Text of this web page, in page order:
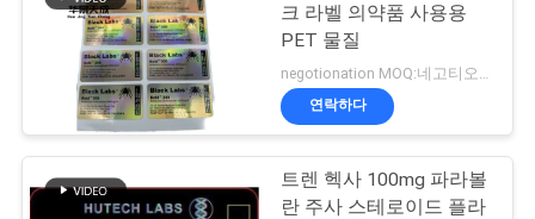
트
맵
약제 포장 상자
19
크 라벨 의약품 사용용
PET 물질
연락하다
트렌 헥사 100mg 파라볼
란 주사 스테로이드 플라